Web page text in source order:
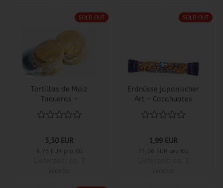
SOLD OUT
Tortillas de Maiz
Taqueras -
Maistortillas
Taqueras
5,50 EUR
4,76 EUR pro KG
SOLD OUT
Erdnüsse japanischer
Art - Cacahuates
Japoneses
1,99 EUR
11,06 EUR pro KG